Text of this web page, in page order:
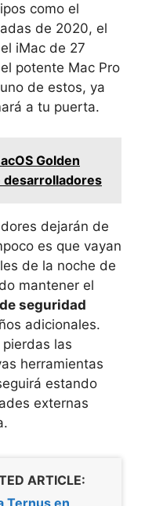
como el
de 2020, el
iMac de 27
potente Mac Pro
de estos, ya
a tu puerta.
Golden
desarrolladores
dejarán de
es que vayan
de la noche de
mantener el
seguridad
adicionales.
las
herramientas
estando
externas
ARTICLE:
Ternus en